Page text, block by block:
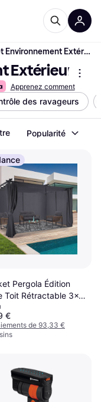
Jardin et Environnement Extérieur
Extérieur
Apprenez comment
des ravageurs
Popularité
Pergola Édition
Toit Rétractable 3x4
Gris
€
de 93,33 €